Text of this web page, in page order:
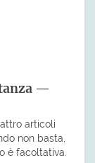
—
articoli
non basta,
è facoltativa.